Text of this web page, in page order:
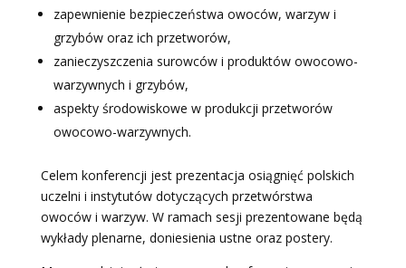
zapewnienie bezpieczeństwa owoców, warzyw i
grzybów oraz ich przetworów,
zanieczyszczenia surowców i produktów owocowo-
warzywnych i grzybów,
aspekty środowiskowe w produkcji przetworów
owocowo-warzywnych.
Celem konferencji jest prezentacja osiągnięć polskich
uczelni i instytutów dotyczących przetwórstwa
owoców i warzyw. W ramach sesji prezentowane będą
wykłady plenarne, doniesienia ustne oraz postery.